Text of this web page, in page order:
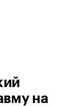
на